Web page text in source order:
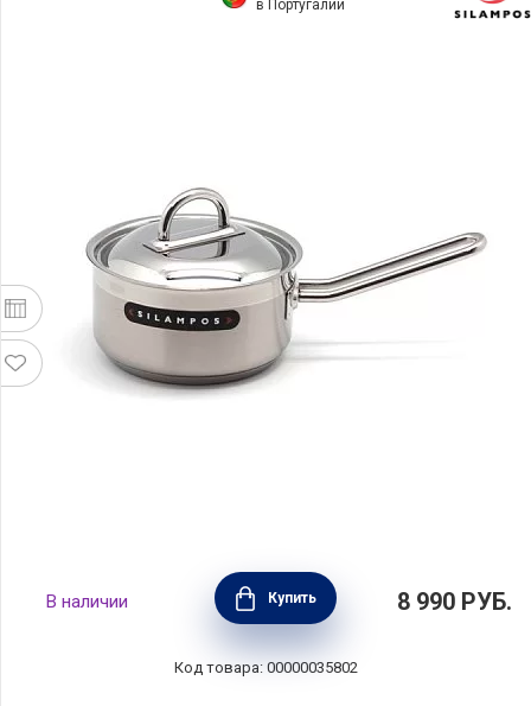
в Португалии
Ковш с крышкой "Наутилус" 1,1 л, диаметр
14 см, нержавеющая сталь, Silampos,
Португалия, 632125591114
В наличии Купить 8 990 РУБ.
Код товара: 00000035802